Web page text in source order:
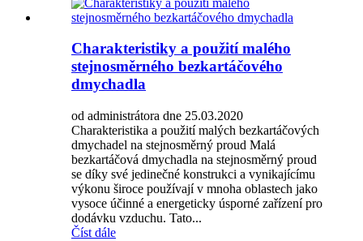
Charakteristiky a použití malého
stejnosměrného bezkartáčového
dmychadla
od administrátora dne 25.03.2020
Charakteristika a použití malých bezkartáčových
dmychadel na stejnosměrný proud Malá
bezkartáčová dmychadla na stejnosměrný proud
se díky své jedinečné konstrukci a vynikajícímu
výkonu široce používají v mnoha oblastech jako
vysoce účinné a energeticky úsporné zařízení pro
dodávku vzduchu. Tato...
Číst dále